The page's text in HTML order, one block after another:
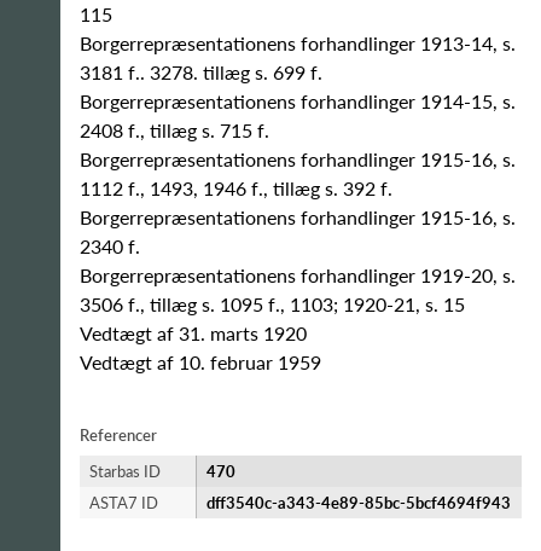
115
Borgerrepræsentationens forhandlinger 1913-14, s.
3181 f.. 3278. tillæg s. 699 f.
Borgerrepræsentationens forhandlinger 1914-15, s.
2408 f., tillæg s. 715 f.
Borgerrepræsentationens forhandlinger 1915-16, s.
1112 f., 1493, 1946 f., tillæg s. 392 f.
Borgerrepræsentationens forhandlinger 1915-16, s.
2340 f.
Borgerrepræsentationens forhandlinger 1919-20, s.
3506 f., tillæg s. 1095 f., 1103; 1920-21, s. 15
Vedtægt af 31. marts 1920
Vedtægt af 10. februar 1959
Referencer
Starbas ID
470
ASTA7 ID
dff3540c-a343-4e89-85bc-5bcf4694f943